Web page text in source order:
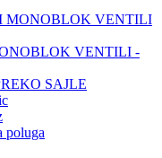
MONOBLOK VENTILI
VENTILI -
SAJLE
poluga